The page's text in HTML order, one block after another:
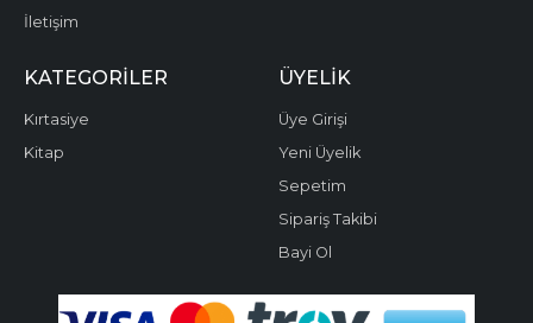
İletişim
KATEGORILER
Kırtasiye
Kitap
ÜYELIK
Üye Girişi
Yeni Üyelik
Sepetim
Sipariş Takibi
Bayi Ol